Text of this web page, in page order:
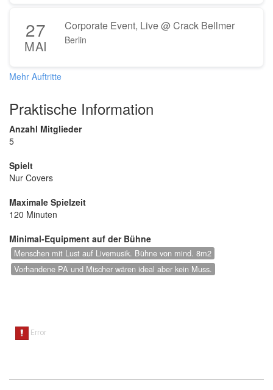
27
MAI
Corporate Event, Live @ Crack Bellmer
Berlin
Mehr Auftritte
Praktische Information
Anzahl Mitglieder
5
Spielt
Nur Covers
Maximale Spielzeit
120 Minuten
Minimal-Equipment auf der Bühne
Menschen mit Lust auf Livemusik. Bühne von mind. 8m2
Vorhandene PA und Mischer wären ideal aber kein Muss.